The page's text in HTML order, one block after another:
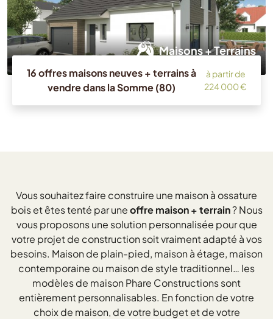
Maisons + Terrains
16 offres maisons neuves + terrains à
vendre dans la Somme (80)
à partir de
224 000 €
Vous souhaitez faire construire une maison à ossature
bois et êtes tenté par uneoffre maison + terrain? Nous
vous proposons une solution personnalisée pour que
votre projet de construction soit vraiment adapté à vos
besoins. Maison de plain-pied, maison à étage, maison
contemporaine ou maison de style traditionnel… les
modèles de maison Phare Constructions sont
entièrement personnalisables. En fonction de votre
choix de maison, de votre budget et de votre